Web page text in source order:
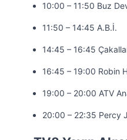
10:00 – 11:50 Buz
11:50 – 14:45 A.B.İ.
14:45 – 16:45
16:45 – 19:00 Robin
19:00 – 20:00 ATV
20:00 – 22:35 Percy